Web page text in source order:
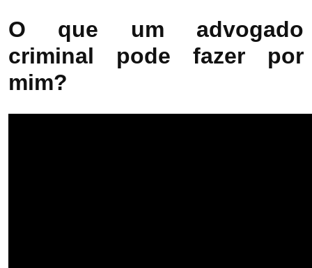
O que um advogado
criminal pode fazer por
mim?